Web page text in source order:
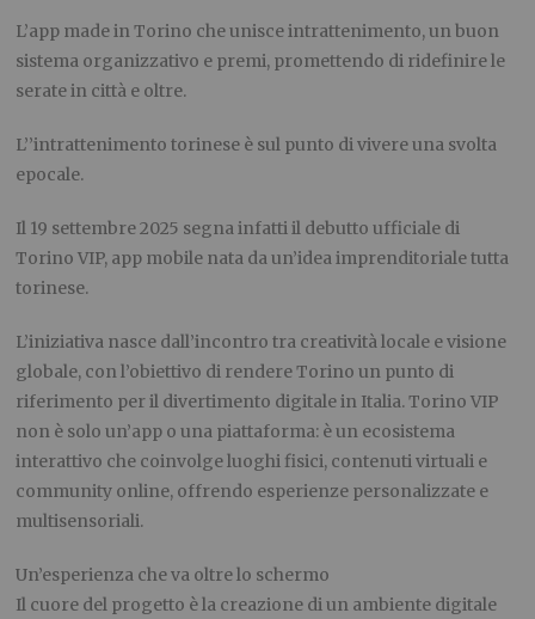
L’app made in Torino che unisce intrattenimento, un buon
sistema organizzativo e premi, promettendo di ridefinire le
serate in città e oltre.
L’’intrattenimento torinese è sul punto di vivere una svolta
epocale.
Il 19 settembre 2025 segna infatti il debutto ufficiale di
Torino VIP, app mobile nata da un’idea imprenditoriale tutta
torinese.
L’iniziativa nasce dall’incontro tra creatività locale e visione
globale, con l’obiettivo di rendere Torino un punto di
riferimento per il divertimento digitale in Italia. Torino VIP
non è solo un’app o una piattaforma: è un ecosistema
interattivo che coinvolge luoghi fisici, contenuti virtuali e
community online, offrendo esperienze personalizzate e
multisensoriali.
Un’esperienza che va oltre lo schermo
Il cuore del progetto è la creazione di un ambiente digitale